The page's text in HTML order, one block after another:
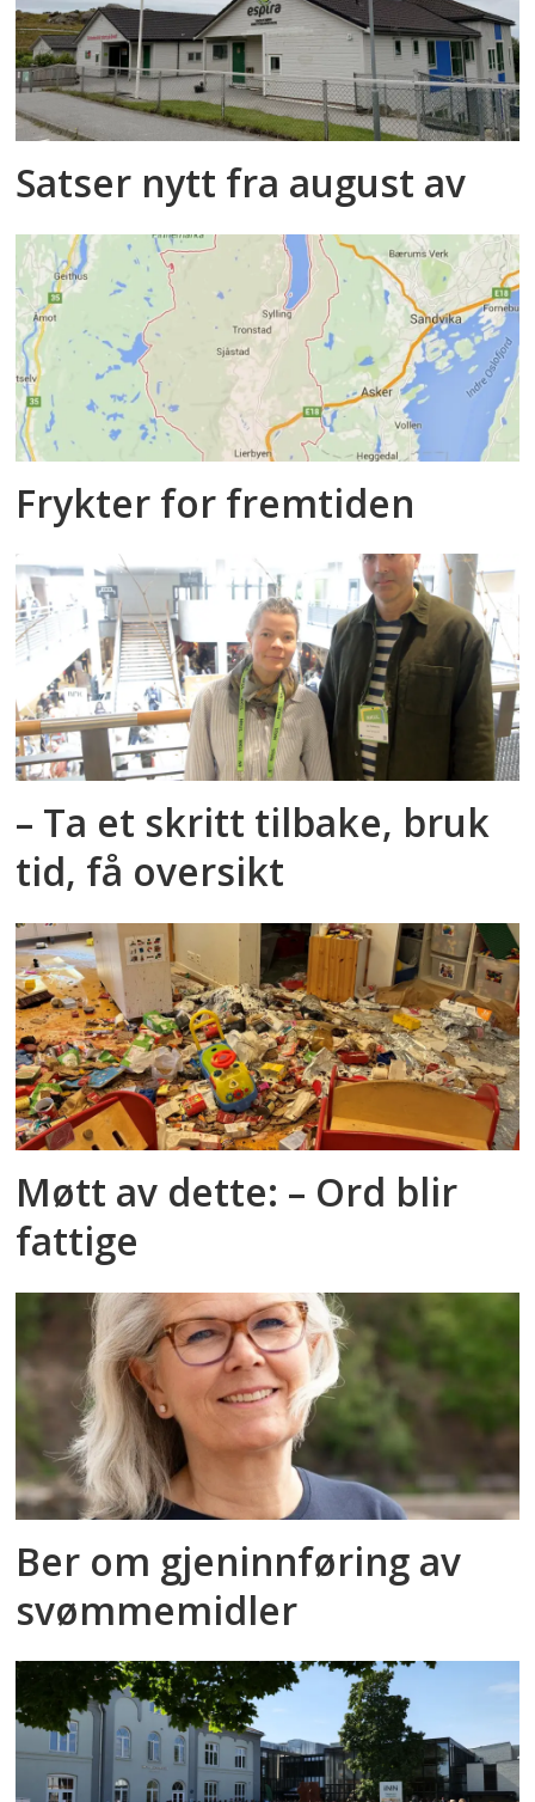
Satser nytt fra august av
Frykter for fremtiden
– Ta et skritt tilbake, bruk
tid, få oversikt
Møtt av dette: – Ord blir
fattige
Ber om gjeninnføring av
svømmemidler